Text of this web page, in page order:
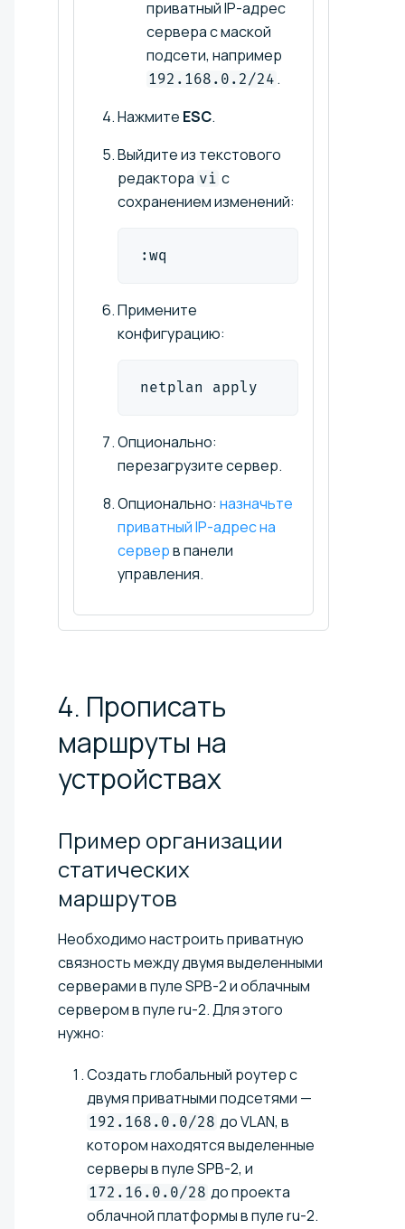
приватный IP-адрес
сервера с маской
подсети, например
192.168.0.2/24 .
Нажмите ESC.
Выйдите из текстового
редактора vi с
сохранением изменений:
:wq
Примените
конфигурацию:
netplan apply
Опционально:
перезагрузите сервер.
Опционально: назначьте
приватный IP-адрес на
серверв панели
управления.
4. Прописать
маршруты на
устройствах
Пример организации
статических
маршрутов
Необходимо настроить приватную
связность между двумя выделенными
серверами в пуле SPB-2 и облачным
сервером в пуле ru-2. Для этого
нужно:
Создать глобальный роутер с
двумя приватными подсетями —
192.168.0.0/28 до VLAN, в
котором находятся выделенные
серверы в пуле SPB-2, и
172.16.0.0/28 до проекта
облачной платформы в пуле ru-2.